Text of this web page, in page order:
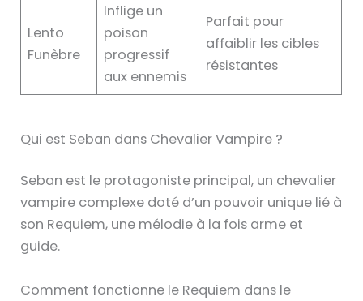
Lento
Funèbre
Inflige un
poison
progressif
aux ennemis
Parfait pour
affaiblir les cibles
résistantes
Qui est Seban dans Chevalier Vampire ?
Seban est le protagoniste principal, un chevalier
vampire complexe doté d’un pouvoir unique lié à
son Requiem, une mélodie à la fois arme et
guide.
Comment fonctionne le Requiem dans le